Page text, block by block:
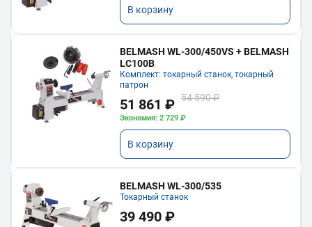
В корзину
BELMASH WL-300/450VS + BELMASH
LC100B
Комплект: токарный станок, токарный
патрон
51 861 ₽ 54 590 ₽
Экономия: 2 729 ₽
В корзину
BELMASH WL-300/535
Токарный станок
39 490 ₽